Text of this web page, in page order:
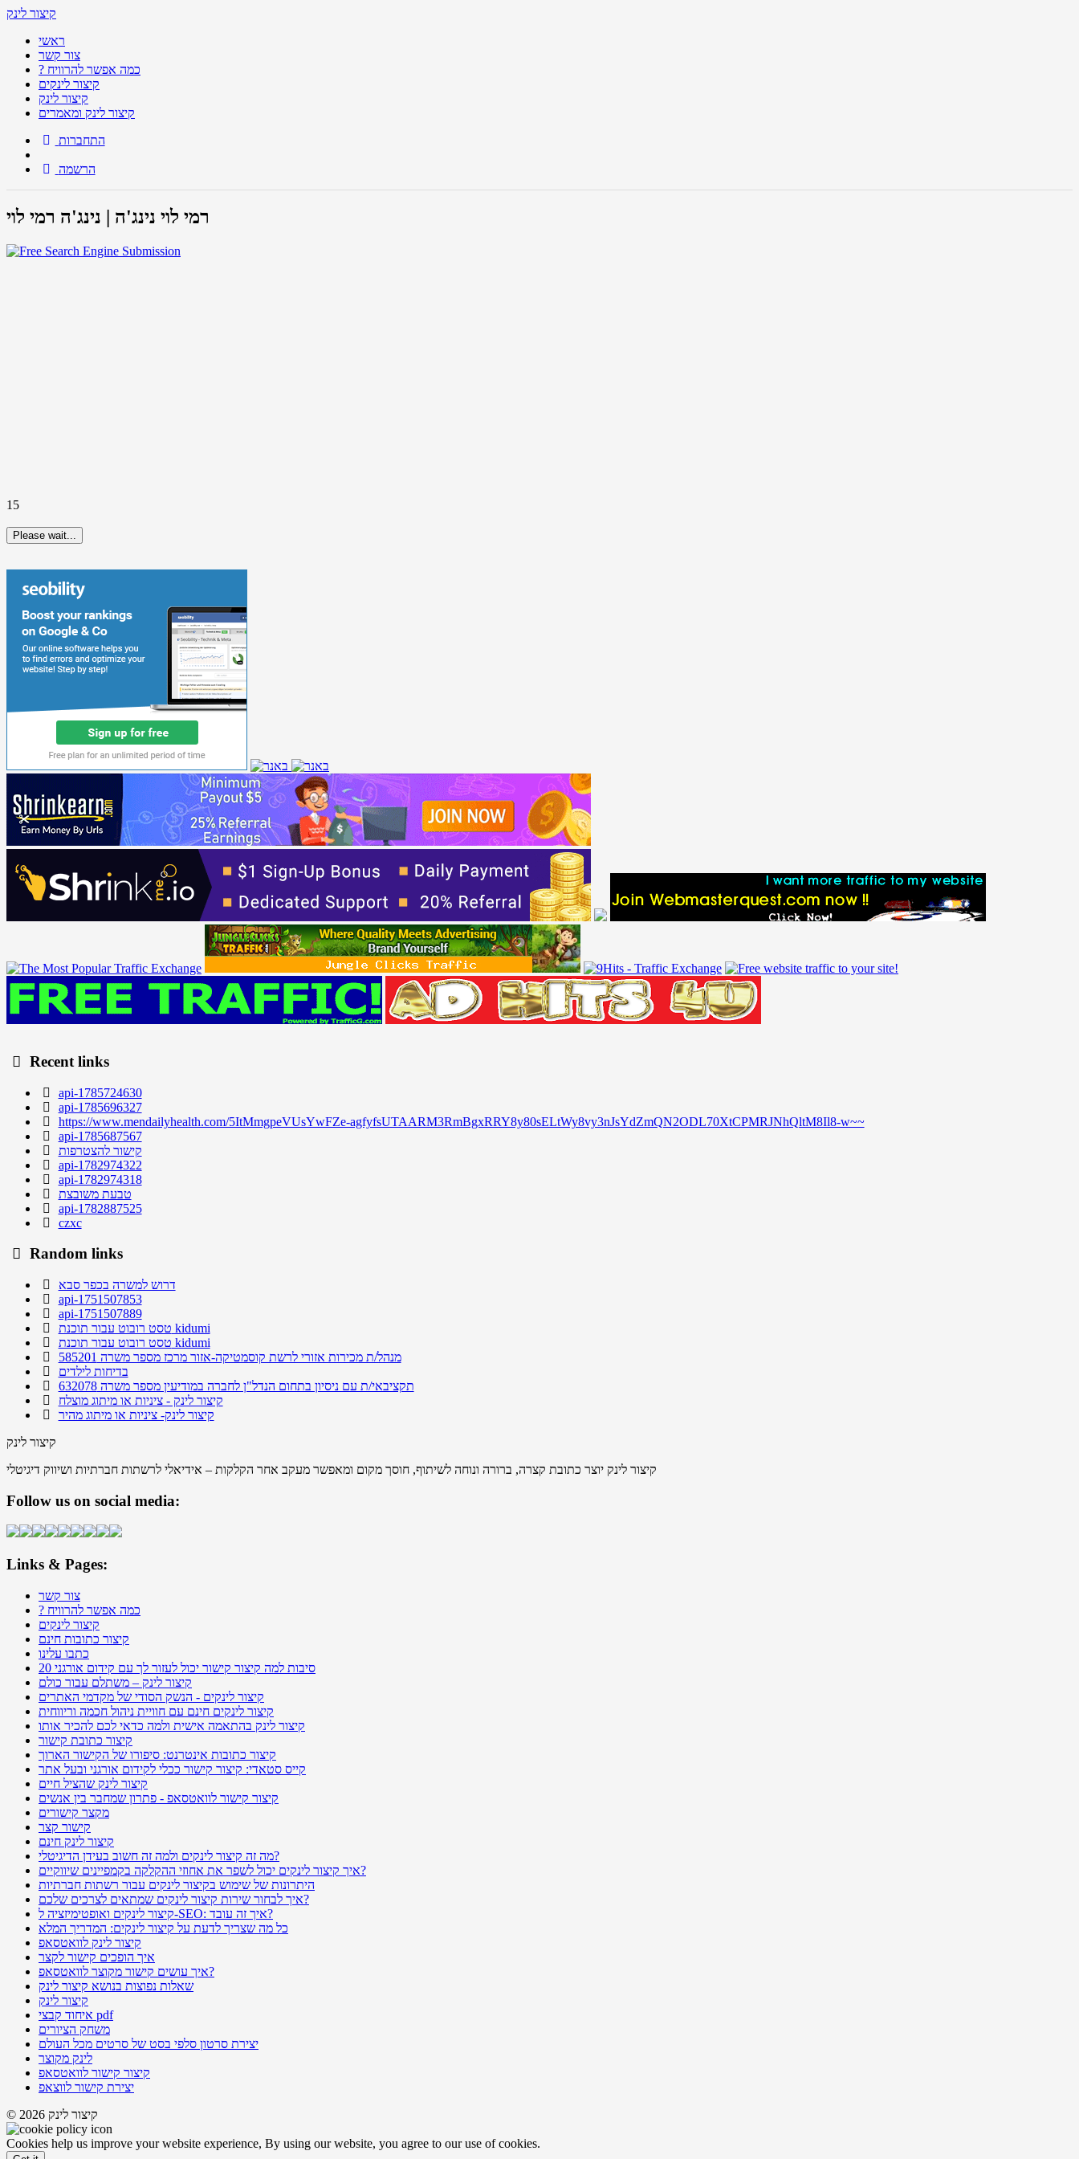
קיצור לינק
ראשי
צור קשר
? כמה אפשר להרוויח
קיצור לינקים
קיצור לינק
קיצור לינק ומאמרים
התחברות
הרשמה
רמי לוי נינג'ה | נינג'ה רמי לוי
15
Please wait...
Recent links
api-1785724630
api-1785696327
https://www.mendailyhealth.com/5ItMmgpeVUsYwFZe-agfyfsUTAARM3RmBgxRRY8y80sELtWy8vy3nJsYdZmQN2ODL70XtCPMRJNhQltM8Il8-w~~
api-1785687567
קישור להצטרפות
api-1782974322
api-1782974318
טבעת משובצת
api-1782887525
czxc
Random links
דרוש למשרה בכפר סבא
api-1751507853
api-1751507889
טסט רובוט עבור תוכנת kidumi
טסט רובוט עבור תוכנת kidumi
מנהל/ת מכירות אזורי לרשת קוסמטיקה-אזור מרכז מספר משרה 585201
בדיחות לילדים
תקציבאי/ת עם ניסיון בתחום הנדל"ן לחברה במודיעין מספר משרה 632078
קיצור לינק - ציניות או מיתוג מוצלח
קיצור לינק- ציניות או מיתוג מהיר
קיצור לינק
קיצור לינק יוצר כתובת קצרה, ברורה ונוחה לשיתוף, חוסך מקום ומאפשר מעקב אחר הקלקות – אידיאלי לרשתות חברתיות ושיווק דיגיטלי
Follow us on social media:
Links & Pages:
צור קשר
? כמה אפשר להרוויח
קיצור לינקים
קיצור כתובות חינם
כתבו עלינו
20 סיבות למה קיצור קישור יכול לעזור לך עם קידום אורגני
קיצור לינק – משתלם עבור כולם
קיצור לינקים - הנשק הסודי של מקדמי האתרים
קיצור לינקים חינם עם חוויית ניהול חכמה וריווחית
קיצור לינק בהתאמה אישית ולמה כדאי לכם להכיר אותו
קיצור כתובת קישור
קיצור כתובות אינטרנט: סיפורו של הקישור הארוך
קייס סטאדי: קיצור קישור ככלי לקידום אורגני ובעל אתר
קיצור לינק שהציל חיים
קיצור קישור לוואטסאפ - פתרון שמחבר בין אנשים
מקצר קישורים
קישור קצר
קיצור לינק חינם
מה זה קיצור לינקים ולמה זה חשוב בעידן הדיגיטלי?
איך קיצור לינקים יכול לשפר את אחוזי ההקלקה בקמפיינים שיווקיים?
היתרונות של שימוש בקיצור לינקים עבור רשתות חברתיות
איך לבחור שירות קיצור לינקים שמתאים לצרכים שלכם?
קיצור לינקים ואופטימיזציה ל-SEO: איך זה עובד?
כל מה שצריך לדעת על קיצור לינקים: המדריך המלא
קיצור לינק לוואטסאפ
איך הופכים קישור לקצר
איך עושים קישור מקוצר לוואטסאפ?
שאלות נפוצות בנושא קיצור לינק
קיצור לינק
איחוד קבצי pdf
משחק הציורים
יצירת סרטון סלפי בסט של סרטים מכל העולם
לינק מקוצר
קיצור קישור לוואטסאפ
יצירת קישור לווצאפ
© 2026 קיצור לינק
Cookies help us improve your website experience, By using our website, you agree to our use of cookies.